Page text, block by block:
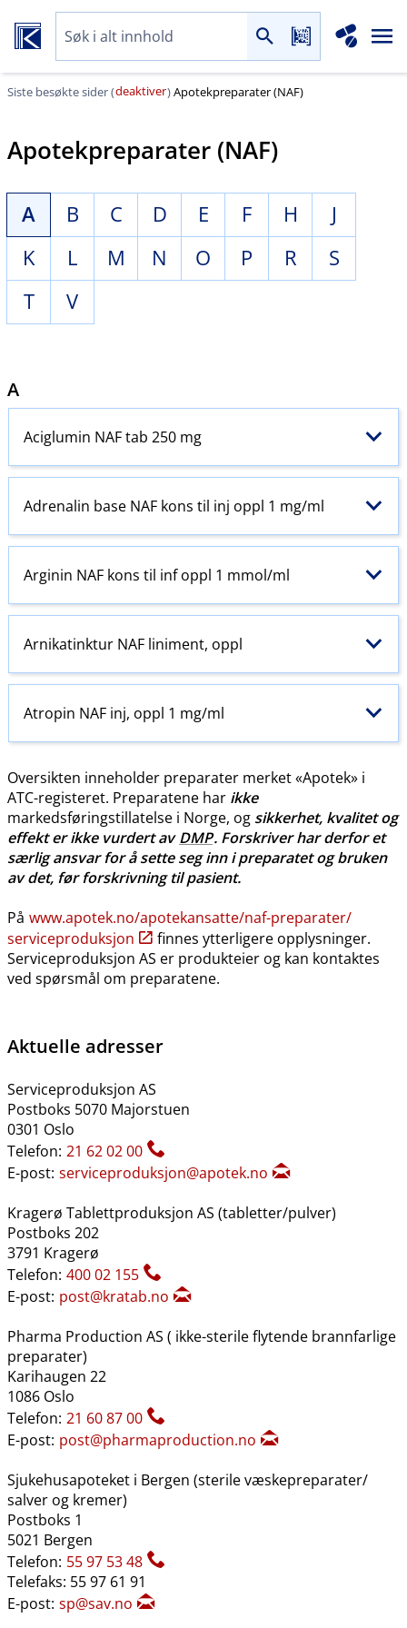
Siste besøkte sider (deaktiver)Apotekpreparater (NAF)
Apotekpreparater (NAF)
A B C D E F H
J
K
L M N O P R
S
T
V
A
Aciglumin NAF tab 250 mg
Adrenalin base NAF kons til inj oppl 1 mg/ml
Arginin NAF kons til inf oppl 1 mmol/ml
Arnikatinktur NAF liniment, oppl
Atropin NAF inj, oppl 1 mg/ml
Oversikten inneholder preparater merket «Apotek» i
ATC-registeret. Preparatene har ikke
markedsføringstillatelse i Norge, og sikkerhet, kvalitet og
effekt er ikke vurdert avDMP. Forskriver har derfor et
særlig ansvar for å sette seg inn i preparatet og bruken
av det, før forskrivning til pasient.
På www.apotek.no​/​apotekansatte​/​naf-preparater​/​
serviceproduksjon
finnes ytterligere opplysninger.
Serviceproduksjon AS er produkteier og kan kontaktes
ved spørsmål om preparatene.
Aktuelle adresser
Serviceproduksjon AS
Postboks 5070 Majorstuen
0301 Oslo
Telefon: 21 62 02 00
E-post: serviceproduksjon@apotek.no
Kragerø Tablettproduksjon AS (tabletter​/​pulver)
Postboks 202
3791 Kragerø
Telefon: 400 02 155
E-post: post@kratab.no
Pharma Production AS ( ikke-sterile flytende brannfarlige
preparater)
Karihaugen 22
1086 Oslo
Telefon: 21 60 87 00
E-post: post@pharmaproduction.no
Sjukehusapoteket i Bergen (sterile væskepreparater​/​
salver og kremer)
Postboks 1
5021 Bergen
Telefon: 55 97 53 48
Telefaks: 55 97 61 91
E-post: sp@sav.no